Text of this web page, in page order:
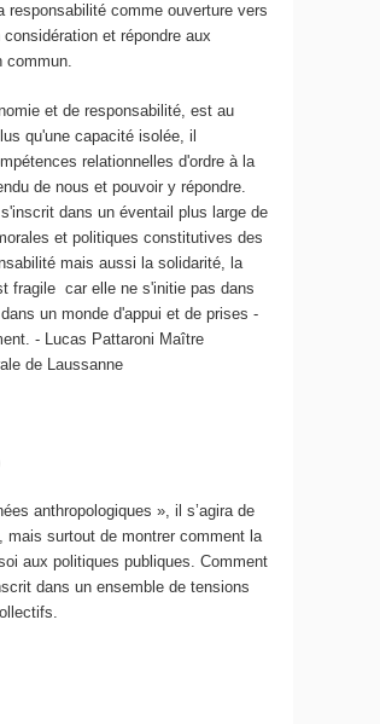
comme ouverture vers
et répondre aux
commun.
et de responsabilité, est au
qu'une capacité isolée, il
relationnelles d'ordre à la
de nous et pouvoir y répondre.
dans un éventail plus large de
et politiques constitutives des
mais aussi la solidarité, la
fragile car elle ne s'initie pas dans
un monde d'appui et de prises -
- Lucas Pattaroni Maître
de Laussanne
anthropologiques », il s’agira de
mais surtout de montrer comment la
aux politiques publiques. Comment
dans un ensemble de tensions